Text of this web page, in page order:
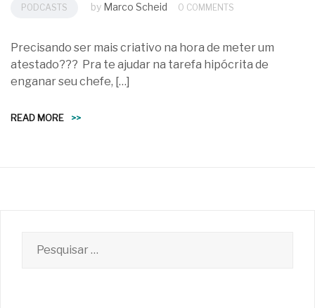
PODCASTS by Marco Scheid 0 COMMENTS
Precisando ser mais criativo na hora de meter um
atestado??? Pra te ajudar na tarefa hipócrita de
enganar seu chefe, […]
READ MORE >>
por: